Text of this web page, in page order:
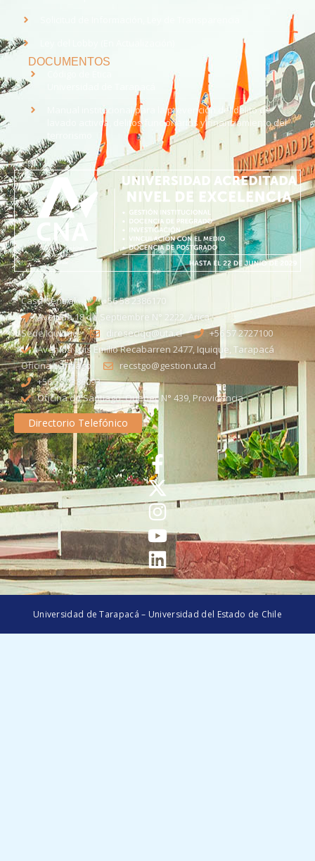
DOCUMENTOS
Manual institucional para la prevención del delito de
lavado activos, delitos funcionarios y financiamiento del
Casa Central
+56 58 2386170
Avenida 18 de Septiembre N° 2222, Arica
Sede Iquique
direseciqq@uta.cl
+56 57 2727100​
Avenida Luis Emilio Recabarren 2477, Iquique, Tarapacá
Oficina Santiago
recstgo@gestion.uta.cl
+56 58 2386093
Oficina de Santiago: Quebec N° 439, Providencia
Directorio Telefónico
Universidad de Tarapacá – Universidad del Estado de Chile